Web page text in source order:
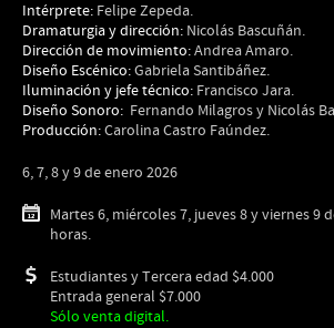
Intérprete: Felipe Zepeda.
Dramaturgia y dirección: Nicolás Bascuñán.
Dirección de movimiento:Andrea Amaro.
Diseño Escénico:Gabriela Santibáñez.
Iluminación y jefe técnico: Francisco Jara.
Diseño Sonoro: Fernando Milagros y Nicolás
Producción:Carolina Castro Faúndez.
6, 7, 8 y 9 de enero 2026
Martes 6, miércoles 7, jueves 8 y viernes 9
horas.
Estudiantes y Tercera edad $4.000
Entrada general $7.000
Sólo venta digital.